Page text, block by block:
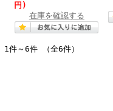
円)
在庫を確認する
1件～6件 （全6件）